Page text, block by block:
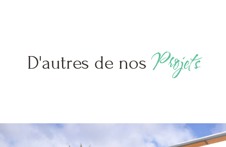
D'autres de nosProjets